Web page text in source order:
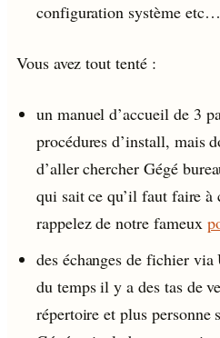
configuration système etc…
Vous avez tout tenté :
un manuel d’accueil de 3
procédures d’install, mais
d’aller chercher Gégé
qui sait ce qu’il faut faire à
rappelez de notre fameux
des échanges de fichier
du temps il y a des tas de
répertoire et plus personne